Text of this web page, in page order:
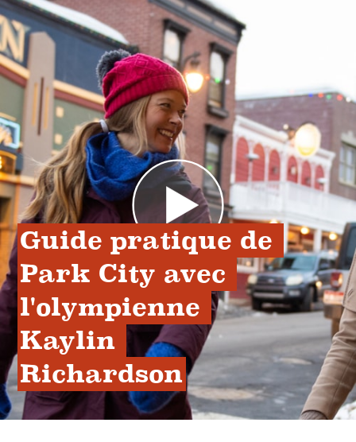
Guide pratique de
Park City avec
l'olympienne
Kaylin
Richardson